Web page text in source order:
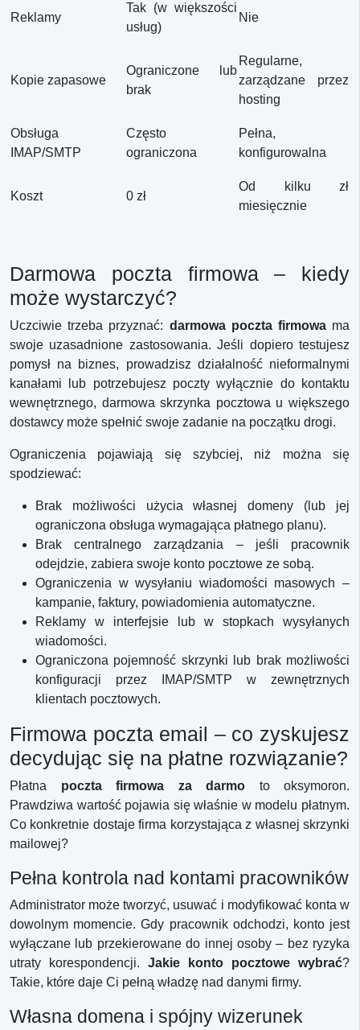
Reklamy
Tak (w większości
usług)
Nie
Kopie zapasowe
Ograniczone lub
brak
Regularne,
zarządzane przez
hosting
Obsługa
IMAP/SMTP
Często
ograniczona
Pełna,
konfigurowalna
Koszt 0 zł
Od kilku zł
miesięcznie
Darmowa poczta firmowa – kiedy
może wystarczyć?
Uczciwie trzeba przyznać: darmowa poczta firmowama
swoje uzasadnione zastosowania. Jeśli dopiero testujesz
pomysł na biznes, prowadzisz działalność nieformalnymi
kanałami lub potrzebujesz poczty wyłącznie do kontaktu
wewnętrznego, darmowa skrzynka pocztowa u większego
dostawcy może spełnić swoje zadanie na początku drogi.
Ograniczenia pojawiają się szybciej, niż można się
spodziewać:
Brak możliwości użycia własnej domeny (lub jej
ograniczona obsługa wymagająca płatnego planu).
Brak centralnego zarządzania – jeśli pracownik
odejdzie, zabiera swoje konto pocztowe ze sobą.
Ograniczenia w wysyłaniu wiadomości masowych –
kampanie, faktury, powiadomienia automatyczne.
Reklamy w interfejsie lub w stopkach wysyłanych
wiadomości.
Ograniczona pojemność skrzynki lub brak możliwości
konfiguracji przez IMAP/SMTP w zewnętrznych
klientach pocztowych.
Firmowa poczta email – co zyskujesz
decydując się na płatne rozwiązanie?
Płatna poczta firmowa za darmo to oksymoron.
Prawdziwa wartość pojawia się właśnie w modelu płatnym.
Co konkretnie dostaje firma korzystająca z własnej skrzynki
mailowej?
Pełna kontrola nad kontami pracowników
Administrator może tworzyć, usuwać i modyfikować konta w
dowolnym momencie. Gdy pracownik odchodzi, konto jest
wyłączane lub przekierowane do innej osoby – bez ryzyka
utraty korespondencji. Jakie konto pocztowe wybrać?
Takie, które daje Ci pełną władzę nad danymi firmy.
Własna domena i spójny wizerunek